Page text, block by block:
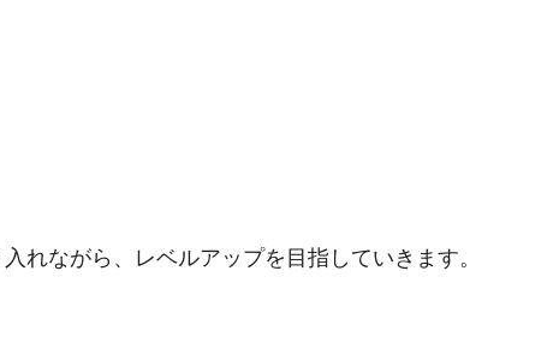
れながら、レベルアップを目指していきます。